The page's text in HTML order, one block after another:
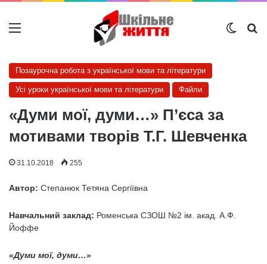
Меню
Позаурочна робота з української мови та літератури
Усі уроки української мови та літератури Файли
«Думи мої, думи…» П’єса за
мотивами творів Т.Г. Шевченка
31.10.2018 255
Автор: Степанюк Тетяна Сергіївна
Навчальний заклад: Роменська СЗОШ №2 ім. акад. А.Ф.
Йоффе
«Думи мої, думи…»